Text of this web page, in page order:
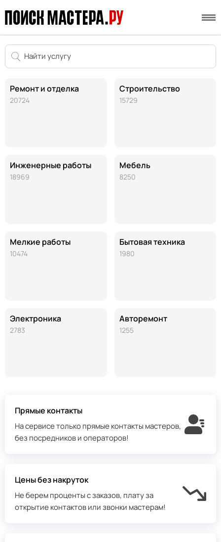
Ремонт и отделка
20724
Инженерные работы
18969
Мелкие работы
10474
Электроника
2783
Строительство
15729
Мебель
8250
Бытовая техника
1980
Авторемонт
1255
Прямые контакты
На сервисе только прямые контакты мастеров,
без посредников и операторов!
Цены без накруток
Не берем проценты с заказов, плату за
открытие контактов или звонки мастерам!